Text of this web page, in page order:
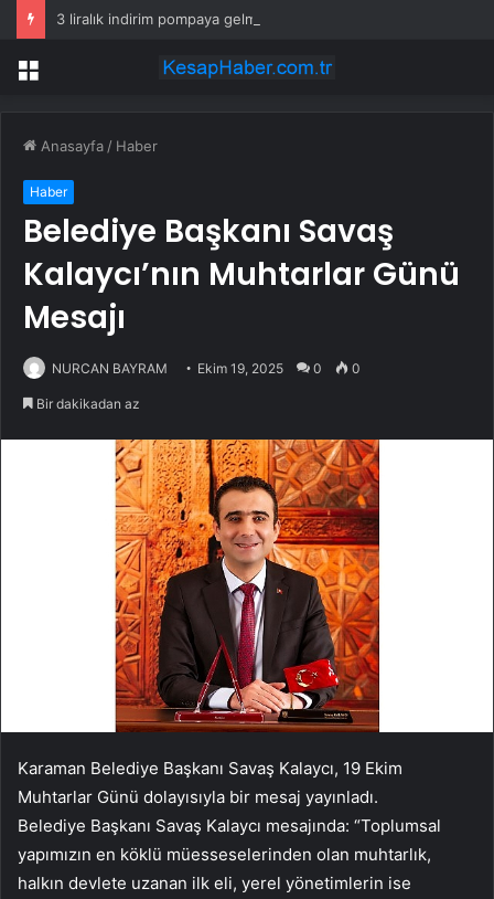
Menü
Anasayfa / Haber
Haber
Belediye Başkanı Savaş
Kalaycı’nın Muhtarlar Günü
Mesajı
NURCAN BAYRAM Ekim 19, 2025 0 0
Bir dakikadan az
Karaman Belediye Başkanı Savaş Kalaycı, 19 Ekim
Muhtarlar Günü dolayısıyla bir mesaj yayınladı.
Belediye Başkanı Savaş Kalaycı mesajında: “Toplumsal
yapımızın en köklü müesseselerinden olan muhtarlık,
halkın devlete uzanan ilk eli, yerel yönetimlerin ise